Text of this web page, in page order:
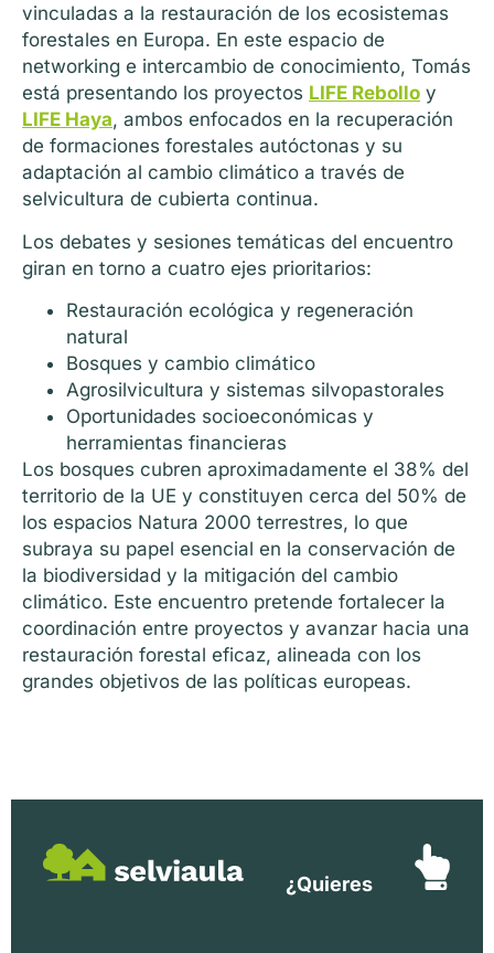
vinculadas a la restauración de los ecosistemas
forestales en Europa. En este espacio de
networking e intercambio de conocimiento, Tomás
está presentando los proyectos LIFE Rebollo y
LIFE Haya, ambos enfocados en la recuperación
de formaciones forestales autóctonas y su
adaptación al cambio climático a través de
selvicultura de cubierta continua.
Los debates y sesiones temáticas del encuentro
giran en torno a cuatro ejes prioritarios:
Restauración ecológica y regeneración
natural
Bosques y cambio climático
Agrosilvicultura y sistemas silvopastorales
Oportunidades socioeconómicas y
herramientas financieras
Los bosques cubren aproximadamente el 38% del
territorio de la UE y constituyen cerca del 50% de
los espacios Natura 2000 terrestres, lo que
subraya su papel esencial en la conservación de
la biodiversidad y la mitigación del cambio
climático. Este encuentro pretende fortalecer la
coordinación entre proyectos y avanzar hacia una
restauración forestal eficaz, alineada con los
grandes objetivos de las políticas europeas.
¿Quieres